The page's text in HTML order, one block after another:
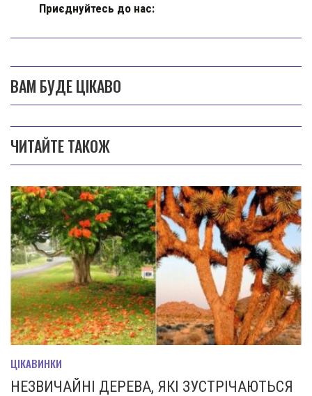
Приєднуйтесь до нас:
ВАМ БУДЕ ЦІКАВО
ЧИТАЙТЕ ТАКОЖ
ЦІКАВИНКИ
НЕЗВИЧАЙНІ ДЕРЕВА, ЯКІ ЗУСТРІЧАЮТЬСЯ